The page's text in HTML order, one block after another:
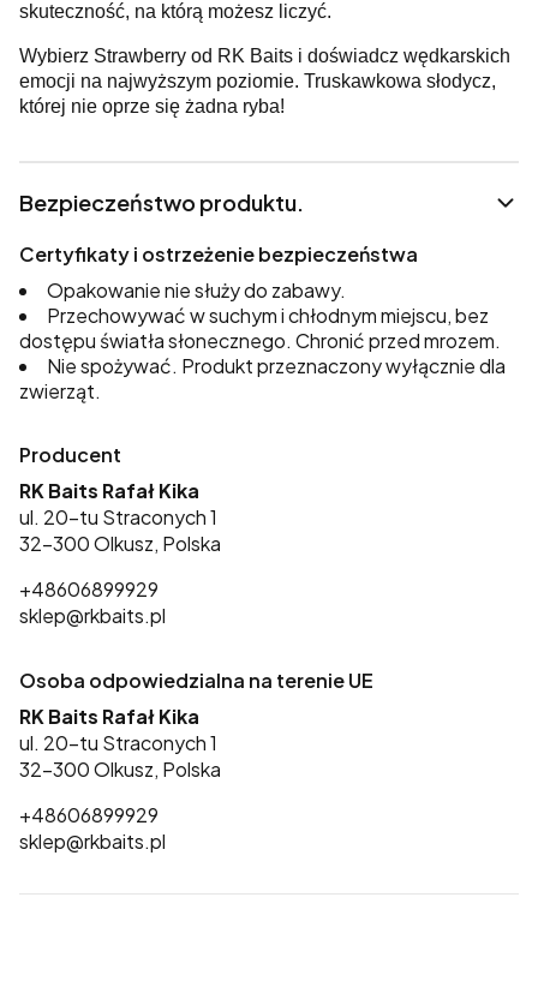
skuteczność, na którą możesz liczyć.
Wybierz Strawberry od RK Baits i doświadcz wędkarskich
emocji na najwyższym poziomie. Truskawkowa słodycz,
której nie oprze się żadna ryba!
Bezpieczeństwo produktu.
Certyfikaty i ostrzeżenie bezpieczeństwa
Opakowanie nie służy do zabawy.
Przechowywać w suchym i chłodnym miejscu, bez
dostępu światła słonecznego. Chronić przed mrozem.
Nie spożywać. Produkt przeznaczony wyłącznie dla
zwierząt.
Producent
RK Baits Rafał Kika
ul. 20-tu Straconych 1
32-300 Olkusz, Polska
+48606899929
sklep@rkbaits.pl
Osoba odpowiedzialna na terenie UE
RK Baits Rafał Kika
ul. 20-tu Straconych 1
32-300 Olkusz, Polska
+48606899929
sklep@rkbaits.pl